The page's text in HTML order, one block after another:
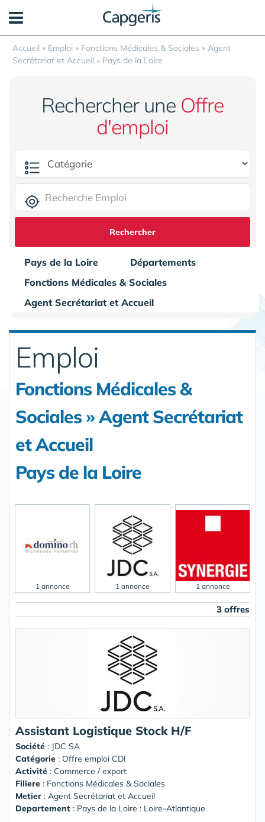
Accueil » Emploi » Fonctions Médicales & Sociales » Agent
Secrétariat et Accueil » Pays de la Loire
Rechercher une Offre
d'emploi
Rechercher
Pays de la Loire
Départements
Fonctions Médicales & Sociales
Agent Secrétariat et Accueil
Emploi
Fonctions Médicales &
Sociales » Agent Secrétariat
et Accueil
Pays de la Loire
1 annonce 1 annonce 1 annonce
3 offres
Assistant Logistique Stock H/F
Société : JDC SA
Catégorie : Offre emploi CDI
Activité : Commerce / export
Filiere : Fonctions Médicales & Sociales
Metier : Agent Secrétariat et Accueil
Departement : Pays de la Loire : Loire-Atlantique